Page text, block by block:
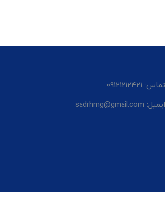
تماس: 09121212421
ایمیل: sadrhmg@gmail.com